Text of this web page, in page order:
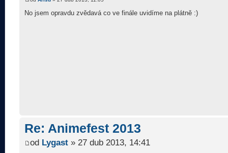
No jsem opravdu zvědavá co ve finále uvidíme na plátně :)
Re: Animefest 2013
od Lygast » 27 dub 2013, 14:41